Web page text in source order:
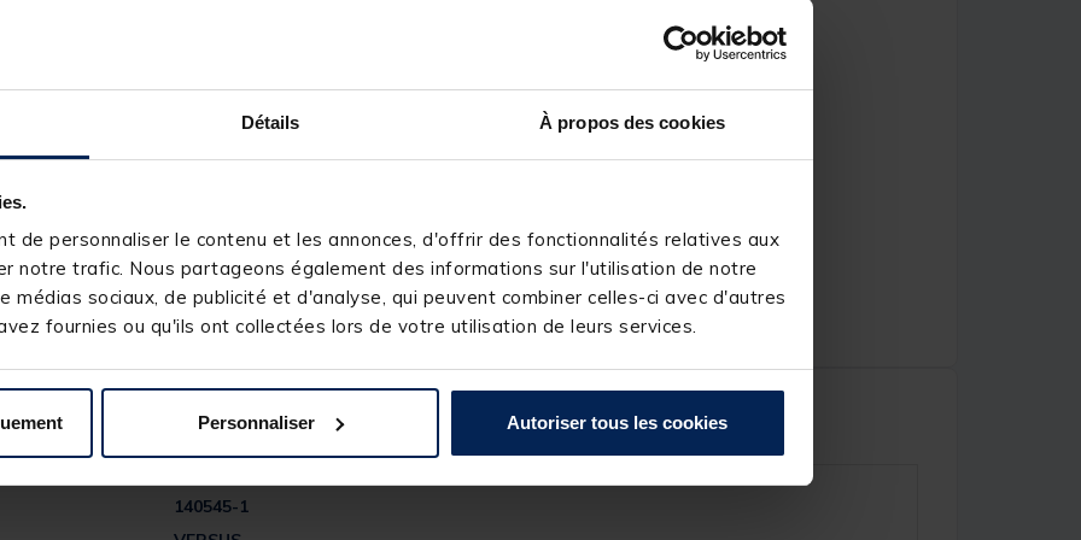
Détails À propos des cookies
de personnaliser le contenu et les annonces, d'offrir des fonctionnalités relatives aux
notre trafic. Nous partageons également des informations sur l'utilisation de notre
médias sociaux, de publicité et d'analyse, qui peuvent combiner celles-ci avec d'autres
fournies ou qu'ils ont collectées lors de votre utilisation de leurs services.
Personnaliser Autoriser tous les cookies
140545-1